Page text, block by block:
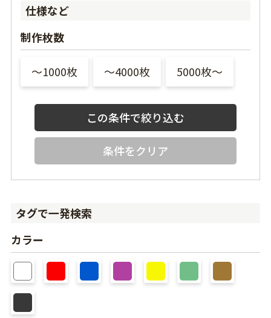
仕様など
制作枚数
〜1000枚 〜4000枚 5000枚〜
条件をクリア
タグで一発検索
カラー